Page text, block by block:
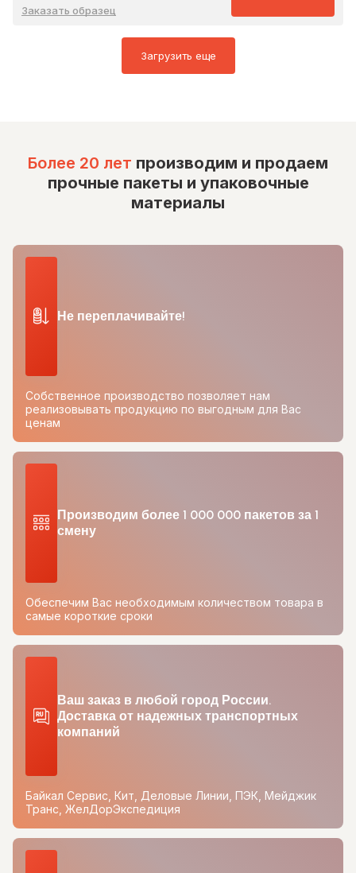
Заказать образец
Загрузить еще
Более 20 лет производим и продаем
прочные пакеты и упаковочные
материалы
Не переплачивайте!
Собственное производство позволяет нам
реализовывать продукцию по выгодным для Вас
ценам
Производим более 1 000 000 пакетов за 1
смену
Обеспечим Вас необходимым количеством товара в
самые короткие сроки
Ваш заказ в любой город России.
Доставка от надежных транспортных
компаний
Байкал Сервис, Кит, Деловые Линии, ПЭК, Мейджик
Транс, ЖелДорЭкспедиция